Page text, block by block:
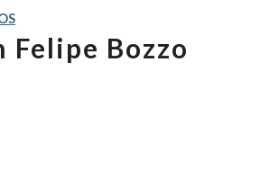
Felipe Bozzo